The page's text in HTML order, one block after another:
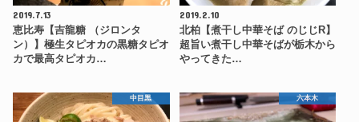
2019.7.13
恵比寿【吉龍糖 （ジロンタ
ン）】極生タピオカの黒糖タピオ
カで最高タピオカ…
2019.2.10
北柏【煮干し中華そば のじじR】
超旨い煮干し中華そばが栃木から
やってきた…
中目黒 六本木